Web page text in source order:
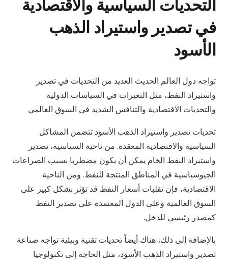
التحديات السياسية والاقتصادية
في تصدير واستيراد الذهب
الأسود
تواجه دول العالم الحديث العديد من التحديات في تصدير
واستيراد النفط، مثل التغيرات في السياسات الدولية
والتحديات الاقتصادية والتنافس الشديد في السوق العالمي
تحديات تصدير واستيراد الذهب الأسود تتضمن المشاكل
السياسية والاقتصادية المعقدة. من ناحية السياسية، تصدير
واستيراد النفط الخام يمكن أن يكون مضطربا بسبب الصراعات
الجيوسياسية في المناطق المنتجة للنفط. ومن الناحية
الاقتصادية، فإن تقلبات أسعار النفط قد تؤثر بشكل كبير على
السوق العالمية وعلى الدول المعتمدة على تصدير النفط
كمصدر رئيسي للدخل.
بالإضافة إلى ذلك، هناك أيضاً تحديات تقنية وبيئية تواجه صناعة
تصدير واستيراد الذهب الأسود، مثل الحاجة إلى تكنولوجيا